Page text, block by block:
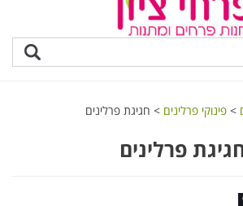
> פינוקי פרלינים > חגיגת פרלינים
פרלינים